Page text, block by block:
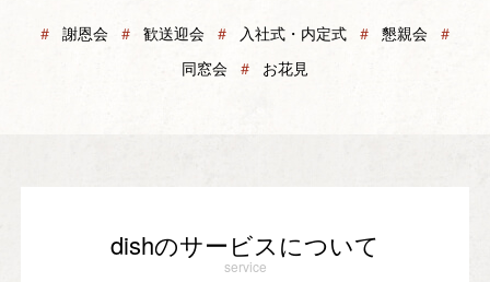
＃ 謝恩会 ＃ 歓送迎会 ＃ 入社式・内定式 ＃ 懇親会 ＃
同窓会 ＃ お花見
dishのサービスについて
service